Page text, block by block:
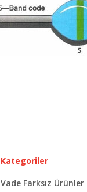
Kategoriler
Vade Farksız Ürünler